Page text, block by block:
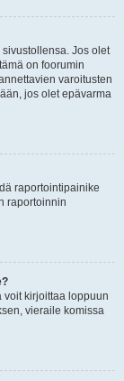
Jos olet
on foorumin
varoitusten
jos olet epävarma
raportointipainike
raportoinnin
kirjoittaa loppuun
vieraile komissa